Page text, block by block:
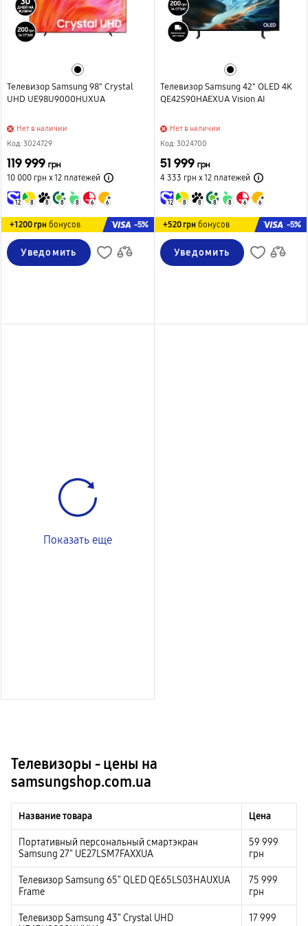
Телевизор Samsung 98" Crystal
UHD UE98U9000HUXUA
Нет в наличии
Код: 3024729
119 999 грн
10 000 грн х 12 платежей
12 8 8 8 8 6 6
+1200 грн бонусов -5%
Уведомить
Телевизор Samsung 42" OLED 4K
QE42S90HAEXUA Vision AI
Нет в наличии
Код: 3024700
51 999 грн
4 333 грн х 12платежей
12 8 8 8 8 6 6
+520 грн бонусов -5%
Уведомить
Показать еще
Телевизоры - цены на
samsungshop.com.ua
Название товара Цена
Портативный персональный смартэкран
Samsung 27" UE27LSM7FAXXUA
59 999
грн
Телевизор Samsung 65" QLED QE65LS03HAUXUA
Frame
75 999
грн
Телевизор Samsung 43" Crystal UHD
17 999